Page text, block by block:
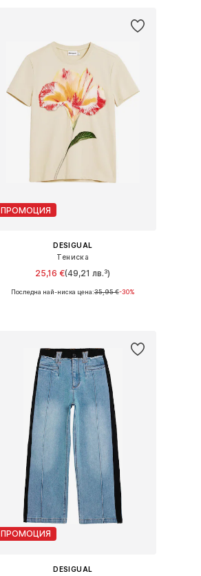
ПРОМОЦИЯ
DESIGUAL
Тениска
25,16 €(49,21 лв.³)
Налични размери: XS, S, M, L, XL
Последна най-ниска цена:35,95 €-30%
ПРОМОЦИЯ
DESIGUAL